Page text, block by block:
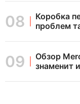
Коробка
проблем
Обзор
знаменит